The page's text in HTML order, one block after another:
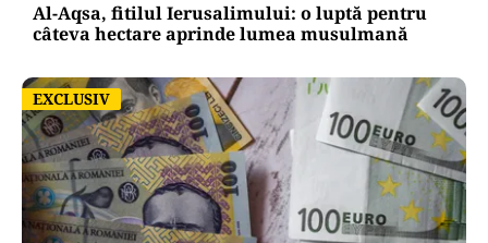
Al-Aqsa, fitilul Ierusalimului: o luptă pentru
câteva hectare aprinde lumea musulmană
EXCLUSIV
EXCLUSIV